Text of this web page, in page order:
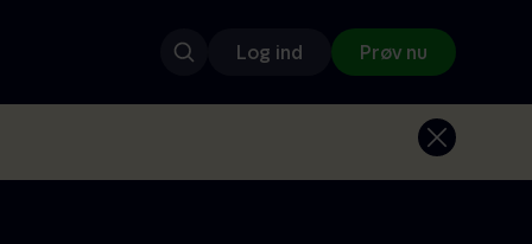
Log ind Prøv nu